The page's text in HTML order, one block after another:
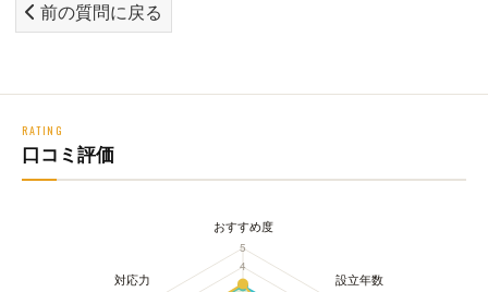
前の質問に戻る
RATING
口コミ評価